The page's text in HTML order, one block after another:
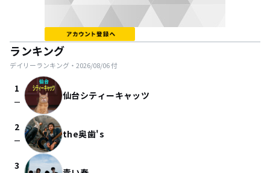
ランキング
デイリーランキング・ 2026/08/06付
1
check_indeterminate_small 仙台シティーキャッツ
2
check_indeterminate_small the奥歯's
3